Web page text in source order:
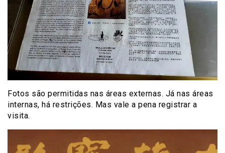
Fotos são permitidas nas áreas externas. Já nas áreas
internas, há restrições. Mas vale a pena registrar a
visita.